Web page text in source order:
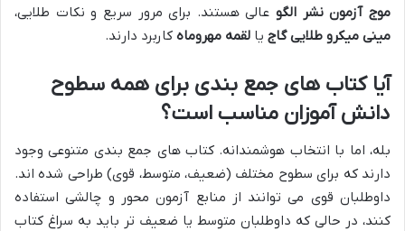
موج آزمون نشر الگوعالی هستند. برای مرور سریع و نکات طلایی،
مینی میکرو طلایی گاج یا لقمه مهروماه کاربرد دارند.
آیا کتاب های جمع بندی برای همه سطوح
دانش آموزان مناسب است؟
بله، اما با انتخاب هوشمندانه. کتاب های جمع بندی متنوعی وجود
دارند که برای سطوح مختلف (ضعیف، متوسط، قوی) طراحی شده اند.
داوطلبان قوی می توانند از منابع آزمون محور و چالشی استفاده
کنند، در حالی که داوطلبان متوسط یا ضعیف تر باید به سراغ کتاب